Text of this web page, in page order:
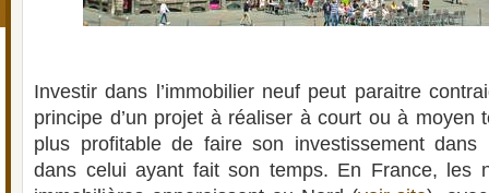
Investir dans l’immobilier neuf peut paraitre
principe d’un projet à réaliser à court ou à moyen
plus profitable de faire son investissement dans
dans celui ayant fait son temps. En France, les